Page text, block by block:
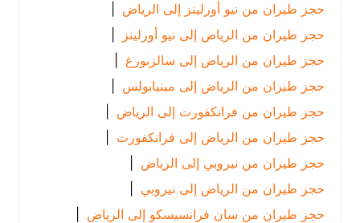
حجز طيران من نيو أورلينز إلى الرياض
|
حجز طيران من الرياض إلى نيو أورلينز |
حجز طيران من الرياض إلى سالزبورغ |
حجز طيران من الرياض إلى مينيابولس |
حجز طيران من فرانكفورت إلى الرياض
|
حجز طيران من الرياض إلى فرانكفورت |
حجز طيران من نيروبي إلى الرياض
|
حجز طيران من الرياض إلى نيروبي |
حجز طيران من سان فرانسيسكو إلى الرياض
|